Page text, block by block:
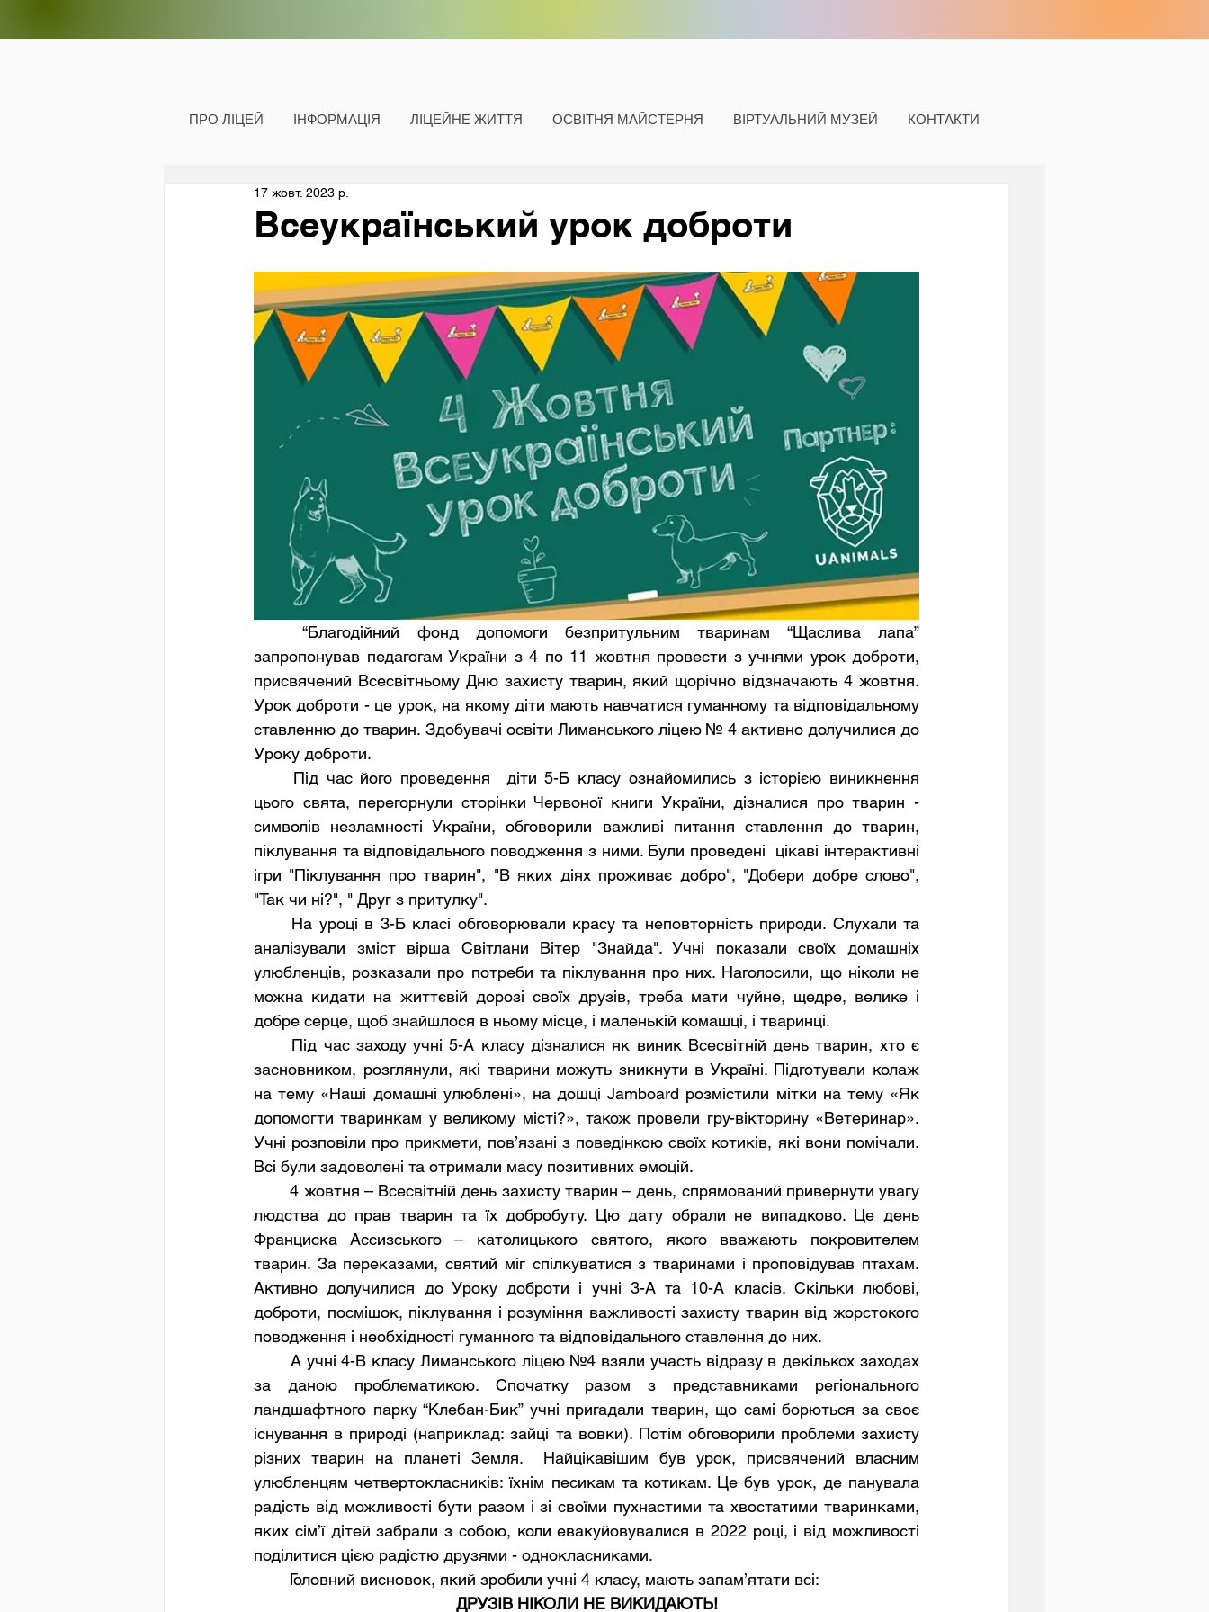
ПРО ЛІЦЕЙ ІНФОРМАЦІЯ ЛІЦЕЙНЕ ЖИТТЯ ОСВІТНЯ МАЙСТЕРНЯ ВІРТУАЛЬНИЙ МУЗЕЙ КОНТАКТИ
Всеукраїнський урок доброти
17 жовт. 2023 р.
	“Благодійний фонд допомоги безпритульним тваринам “Щаслива лапа”
запропонував педагогам України з 4 по 11 жовтня провести з учнями урок доброти,
присвячений Всесвітньому Дню захисту тварин, який щорічно відзначають 4 жовтня.
Урок доброти - це урок, на якому діти мають навчатися гуманному та відповідальному
ставленню до тварин. Здобувачі освіти Лиманського ліцею № 4 активно долучилися до
Уроку доброти.
цього свята, перегорнули сторінки Червоної книги України, дізналися про тварин -
символів незламності України, обговорили важливі питання ставлення до тварин,
піклування та відповідального поводження з ними. Були проведені  цікаві інтерактивні
ігри "Піклування про тварин", "В яких діях проживає добро", "Добери добре слово",
"Так чи ні?", " Друг з притулку".
аналізували зміст вірша Світлани Вітер "Знайда". Учні показали своїх домашніх
улюбленців, розказали про потреби та піклування про них. Наголосили, що ніколи не
можна кидати на життєвій дорозі своїх друзів, треба мати чуйне, щедре, велике і
добре серце, щоб знайшлося в ньому місце, і маленькій комашці, і тваринці.
засновником, розглянули, які тварини можуть зникнути в Україні. Підготували колаж
на тему «Наші домашні улюблені», на дошці Jamboard розмістили мітки на тему «Як
допомогти тваринкам у великому місті?», також провели гру-вікторину «Ветеринар».
Учні розповіли про прикмети, пов’язані з поведінкою своїх котиків, які вони помічали.
Всі були задоволені та отримали масу позитивних емоцій.
	4 жовтня – Всесвітній день захисту тварин – день, спрямований привернути увагу
людства до прав тварин та їх добробуту. Цю дату обрали не випадково. Це день
Франциска Ассизського – католицького святого, якого вважають покровителем
тварин. За переказами, святий міг спілкуватися з тваринами і проповідував птахам.
Активно долучилися до Уроку доброти і учні 3-А та 10-А класів. Скільки любові,
доброти, посмішок, піклування і розуміння важливості захисту тварин від жорстокого
поводження і необхідності гуманного та відповідального ставлення до них.
за даною проблематикою. Спочатку разом з представниками регіонального
ландшафтного парку “Клебан-Бик” учні пригадали тварин, що самі борються за своє
існування в природі (наприклад: зайці та вовки). Потім обговорили проблеми захисту
різних тварин на планеті Земля.  Найцікавішим був урок, присвячений власним
улюбленцям четвертокласників: їхнім песикам та котикам. Це був урок, де панувала
радість від можливості бути разом і зі своїми пухнастими та хвостатими тваринками,
яких сім’ї дітей забрали з собою, коли евакуйовувалися в 2022 році, і від можливості
поділитися цією радістю друзями - однокласниками.
	Головний висновок, який зробили учні 4 класу, мають запам’ятати всі:
ДРУЗІВ НІКОЛИ НЕ ВИКИДАЮТЬ!